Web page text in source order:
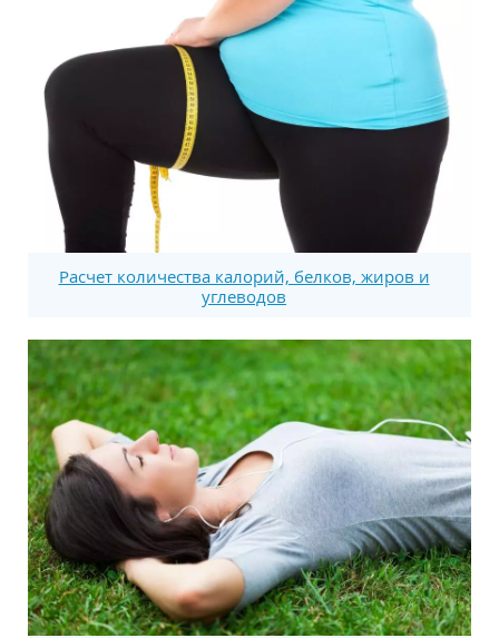
Расчет количества калорий, белков, жиров и
углеводов